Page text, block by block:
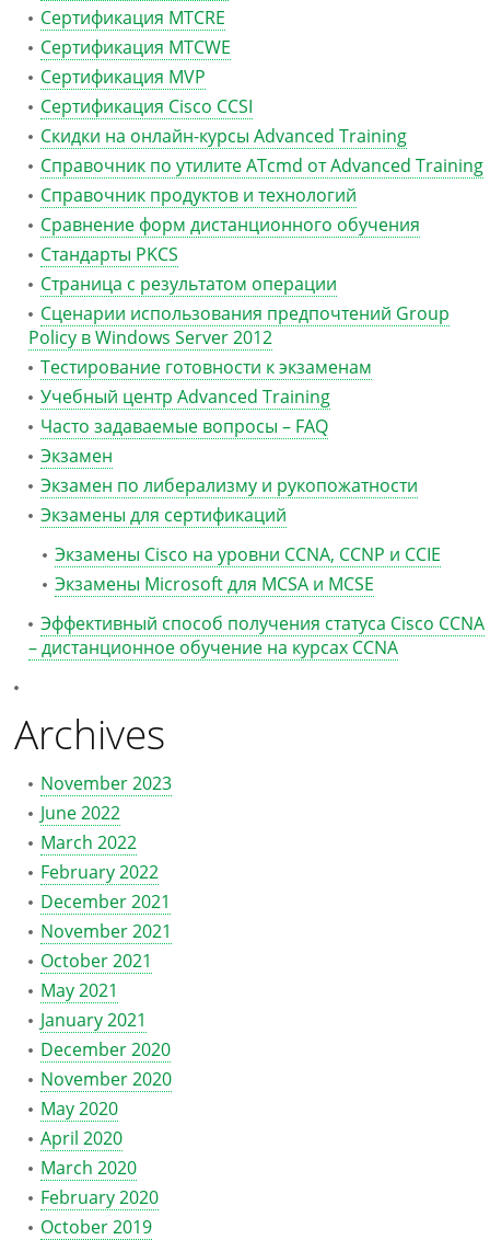
Сертификация MTCRE
Сертификация MTCWE
Сертификация MVP
Сертификация Сisco CCSI
Скидки на онлайн-курсы Advanced Training
Справочник по утилите ATcmd от Advanced Training
Справочник продуктов и технологий
Сравнение форм дистанционного обучения
Стандарты PKCS
Страница с результатом операции
Сценарии использования предпочтений Group
Policy в Windows Server 2012
Тестирование готовности к экзаменам
Учебный центр Advanced Training
Часто задаваемые вопросы – FAQ
Экзамен
Экзамен по либерализму и рукопожатности
Экзамены для сертификаций
Экзамены Cisco на уровни CCNA, CCNP и CCIE
Экзамены Microsoft для MCSA и MCSE
Эффективный способ получения статуса Cisco CCNA
– дистанционное обучение на курсах CCNA
Archives
November 2023
June 2022
March 2022
February 2022
December 2021
November 2021
October 2021
May 2021
January 2021
December 2020
November 2020
May 2020
April 2020
March 2020
February 2020
October 2019